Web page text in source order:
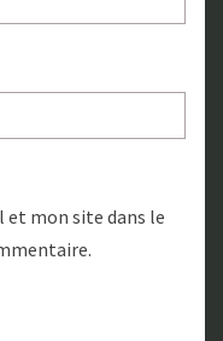
mon site dans le